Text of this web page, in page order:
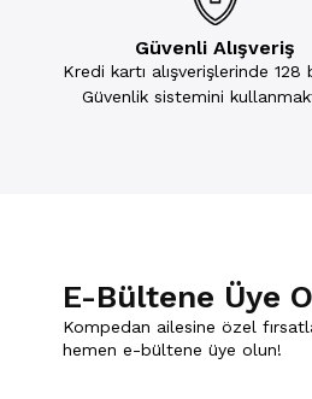
Güvenli Alışveriş
Kredi kartı alışverişlerinde 128
Güvenlik sistemini
E-Bültene Üye
Kompedan ailesine özel
hemen e-bültene üye olun!